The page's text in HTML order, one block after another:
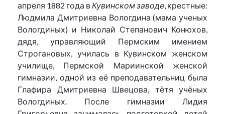
апреля 1882 года в Кувинском заводе, крестные:
Людмила Дмитриевна Вологдина (мама ученых
Вологдиных) и Николай Степанович Конюхов,
дядя, управляющий Пермским имением
Строгановых, училась в Кувинском женском
училище, Пермской Мариинской женской
гимназии, одной из её преподавательниц была
Глафира Дмитриевна Швецова, тётя учёных
Вологдиных. После гимназии Лидия